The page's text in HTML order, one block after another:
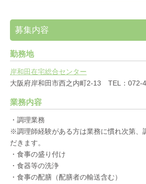
募集内容
勤務地
岸和田在宅総合センター
大阪府岸和田市西之内町2-13 TEL：072-
業務内容
・調理業務
※調理師経験がある方は業務に慣れ次第、
だきます。
・食事の盛り付け
・食器等の洗浄
・食事の配膳（配膳者の輸送含む）